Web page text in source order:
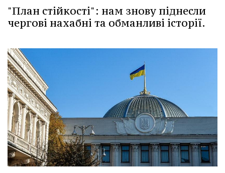
"План стійкості": нам знову піднесли
чергові нахабні та обманливі історії.